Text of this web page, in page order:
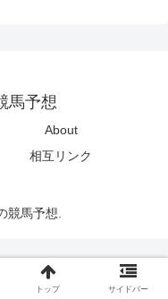
馬予想
About
相互リンク
競馬予想.
トップ サイドバー